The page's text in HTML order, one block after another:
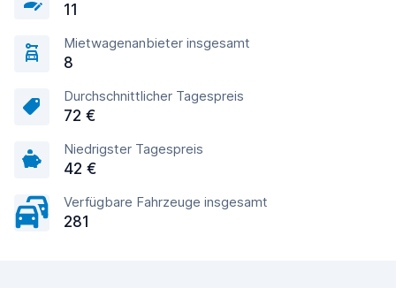
11
Mietwagenanbieter insgesamt
8
Durchschnittlicher Tagespreis
72 €
Niedrigster Tagespreis
42 €
Verfügbare Fahrzeuge insgesamt
281